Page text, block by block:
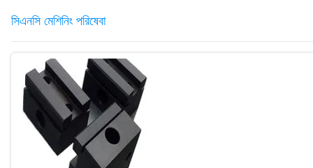
সিএনসি মেশিনিং পরিষেবা